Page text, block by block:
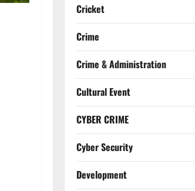
Cricket
Crime
Crime & Administration
Cultural Event
CYBER CRIME
Cyber Security
Development